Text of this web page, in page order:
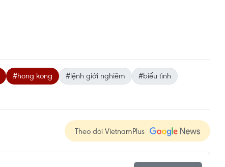
#hong kong #lệnh giới nghiêm
#biểu tình
Theo dõi VietnamPlus